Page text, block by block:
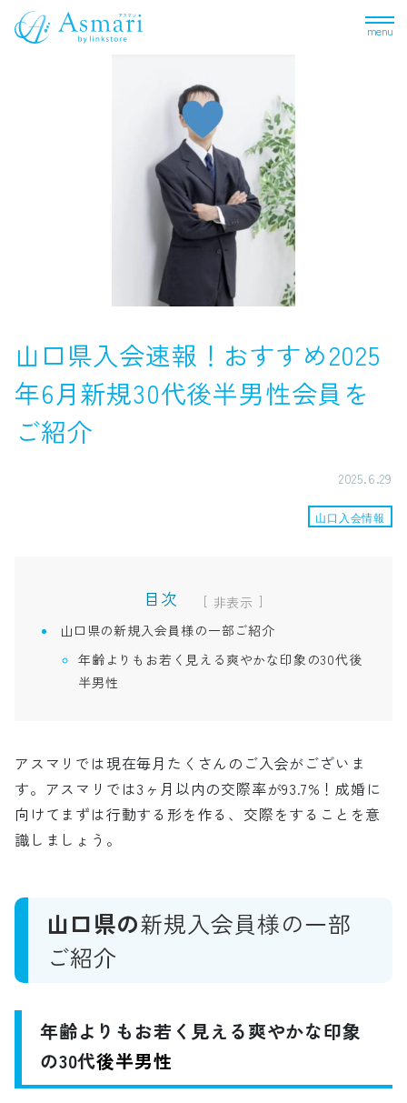
menu
山口県入会速報！おすすめ2025
年6月新規30代後半男性会員を
ご紹介
2025.6.29
山口入会情報
目次 [
]
山口県の新規入会員様の一部ご紹介
年齢よりもお若く見える爽やかな印象の30代後
半男性
アスマリでは現在毎月たくさんのご入会がございま
す。アスマリでは3ヶ月以内の交際率が93.7%！成婚に
向けてまずは行動する形を作る、交際をすることを意
識しましょう。
山口県の新規入会員様の一部
ご紹介
年齢よりもお若く見える爽やかな印象
の30代後半男性